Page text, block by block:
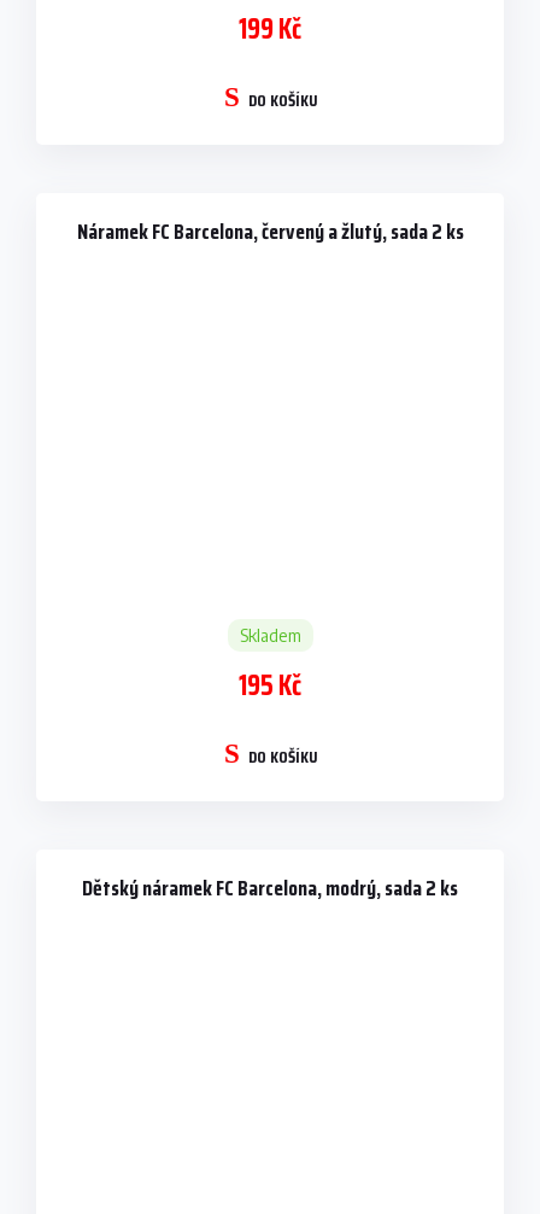
199 Kč
DO KOŠÍKU
Náramek FC Barcelona, červený a žlutý, sada 2 ks
Skladem
195 Kč
DO KOŠÍKU
Dětský náramek FC Barcelona, modrý, sada 2 ks